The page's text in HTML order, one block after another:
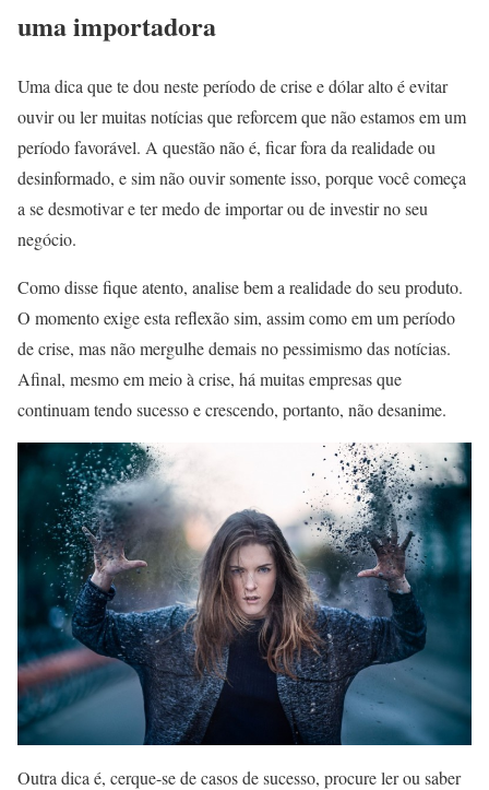
uma importadora
Uma dica que te dou neste período de crise e dólar alto é evitar
ouvir ou ler muitas notícias que reforcem que não estamos em um
período favorável. A questão não é, ficar fora da realidade ou
desinformado, e sim não ouvir somente isso, porque você começa
a se desmotivar e ter medo de importar ou de investir no seu
negócio.
Como disse fique atento, analise bem a realidade do seu produto.
O momento exige esta reflexão sim, assim como em um período
de crise, mas não mergulhe demais no pessimismo das notícias.
Afinal, mesmo em meio à crise, há muitas empresas que
continuam tendo sucesso e crescendo, portanto, não desanime.
Outra dica é, cerque-se de casos de sucesso, procure ler ou saber